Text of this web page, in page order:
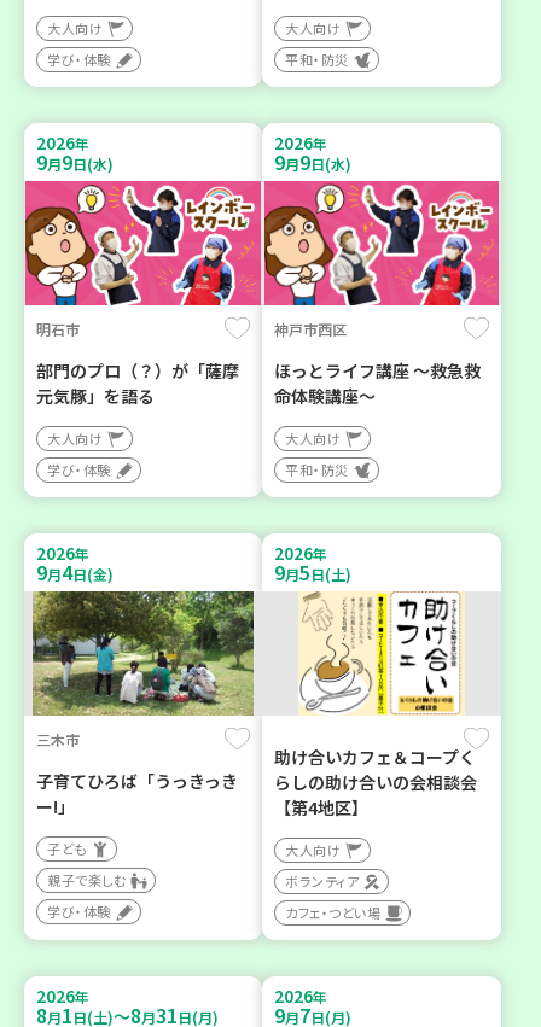
大人向け
学び・体験
大人向け
平和・防災
2026年
9月9日(水)
明石市
部門のプロ（？）が「薩摩
元気豚」を語る
大人向け
学び・体験
2026年
9月9日(水)
神戸市西区
ほっとライフ講座 ～救急救
命体験講座～
大人向け
平和・防災
2026年
9月4日(金)
三木市
子育てひろば「うっきっき
ー!」
子ども
親子で楽しむ
学び・体験
2026年
9月5日(土)
助け合いカフェ＆コープく
らしの助け合いの会相談会
【第4地区】
大人向け
ボランティア
カフェ・つどい場
2026年
8月1日(土)～8月31日(月)
2026年
9月7日(月)